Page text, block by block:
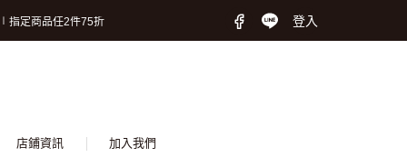
指定商品任2件75折
登入
店鋪資訊 加入我們